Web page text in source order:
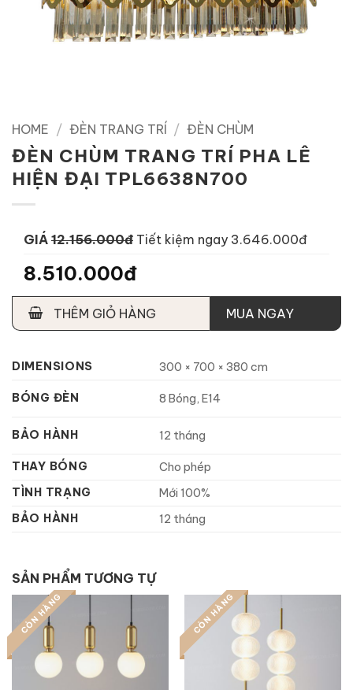
HOME / ĐÈN TRANG TRÍ / ĐÈN CHÙM
ĐÈN CHÙM TRANG TRÍ PHA LÊ
HIỆN ĐẠI TPL6638N700
GIÁ 12.156.000đ Tiết kiệm ngay 3.646.000đ
8.510.000đ
THÊM GIỎ HÀNG MUA NGAY
DIMENSIONS 300 × 700 × 380 cm
BÓNG ĐÈN 8 Bóng, E14
BẢO HÀNH 12 tháng
THAY BÓNG
Cho phép
TÌNH TRẠNG
Mới 100%
BẢO HÀNH
12 tháng
SẢN PHẨM TƯƠNG TỰ
CÒN HÀNG CÒN HÀNG